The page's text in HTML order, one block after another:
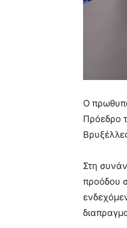
Ο
Πρόεδρο
Στη
προόδου